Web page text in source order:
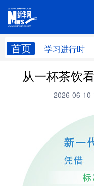
首页 学习进行时
学习进行时 高层
财经
思客智
科创
文化 书画
视频
从一杯茶饮
2026-06-10